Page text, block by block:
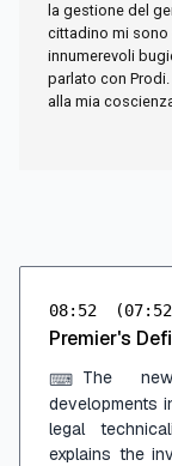
la gestione del
cittadino mi sono
innumerevoli
parlato con
alla mia
08:52
Premier's
⌨ The
developments
legal
explains the